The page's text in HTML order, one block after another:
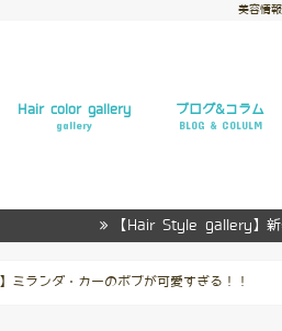
美容情
Hair color gallery
gallery
ブログ&コラム
BLOG & COLULM
【Hair Style gallery】新
】ミランダ・カーのボブが可愛すぎる！！